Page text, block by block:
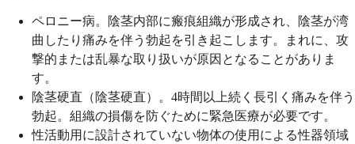
ペロニー病。陰茎内部に瘢痕組織が形成され、陰茎が湾
曲したり痛みを伴う勃起を引き起こします。まれに、攻
撃的または乱暴な取り扱いが原因となることがありま
す。
陰茎硬直（陰茎硬直）。4時間以上続く長引く痛みを伴う
勃起。組織の損傷を防ぐために緊急医療が必要です。
性活動用に設計されていない物体の使用による性器領域